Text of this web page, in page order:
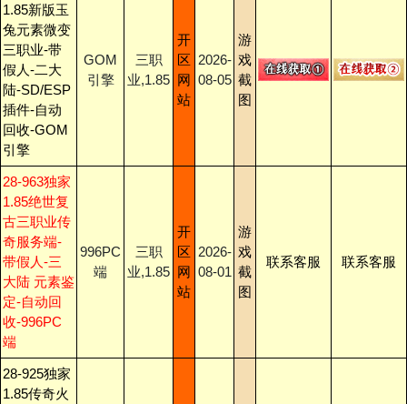
1.85新版玉
兔元素微变
三职业-带
假人-二大
陆-SD/ESP
插件-自动
回收-GOM
引擎
GOM
引擎
三职
业,1.85
开
区
网
站
2026-
08-05
游
戏
截
图
28-963独家
1.85绝世复
古三职业传
奇服务端-
带假人-三
大陆 元素鉴
定-自动回
收-996PC
端
996PC
端
三职
业,1.85
开
区
网
站
2026-
08-01
游
戏
截
图
联系客服 联系客服
28-925独家
1.85传奇火